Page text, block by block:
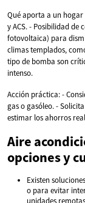
Qué aporta a un
y ACS. - Posibilidad
fotovoltaica) para
climas templados,
tipo de bomba son
intenso.
Acción práctica: -
gas o gasóleo. -
estimar los ahorros
Aire
opciones y
Existen
o para evitar
unidades